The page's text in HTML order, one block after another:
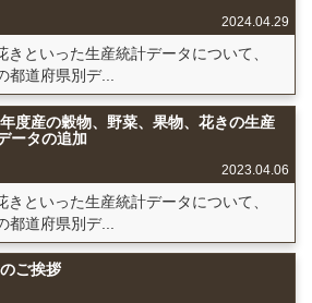
2024.04.29
といった生産統計データについて、
道府県別デ...
度産の穀物、野菜、果物、花きの生産
ータの追加
2023.04.06
といった生産統計データについて、
道府県別デ...
ご挨拶